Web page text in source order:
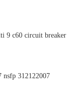
9 c60 circuit breaker
nsfp 312122007